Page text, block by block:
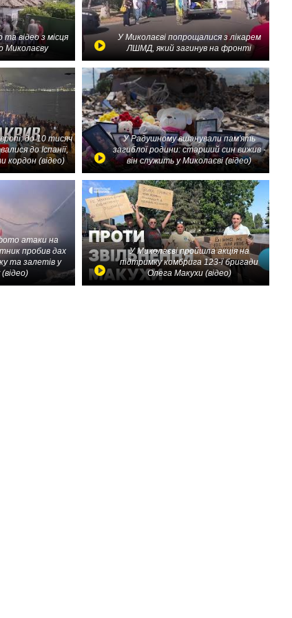
відео з місця
Миколаєву
У Миколаєві попрощалися з лікарем
ЛШМД, який загинув на фронті
до 10 тисяч
до Іспанії,
кордон (відео)
У Радушному вшанували пам'ять
загиблої родини: старший син вижив -
він служить у Миколаєві (відео)
атаки на
пробив дах
та залетів у
У Миколаєві пройшла акція на
підтримку комбрига 123-ї бригади
Олега Макухи (відео)